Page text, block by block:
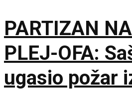
PARTIZAN
PLEJ-OFA:
ugasio požar